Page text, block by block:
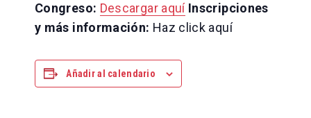
Congreso: Descargar aquí Inscripciones
y más información: Haz click aquí
Añadir al calendario